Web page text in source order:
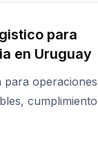
para
en Uruguay
para